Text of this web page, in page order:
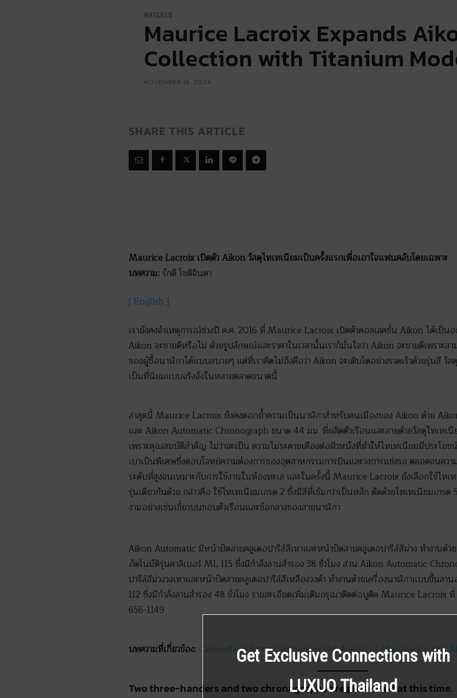
WATCHES
Maurice Lacroix Expands
Collection with Titanium
NOVEMBER 16, 2024
SHARE THIS ARTICLE
Maurice Lacroix เปิดตัว Aikon วัสดุไทเทเนียมเป็นครั้งแรกเพื่อเอาใจแฟนคลับโดยเฉพาะ
บทความ: รักดี โชติจินดา
[ English ]
เรายังคงจำเหตุการณ์ช่วงปี ค.ศ. 2016 ที่ Maurice Lacroix เปิดตัวคอลเลคชั่น Aikon ได้เป็นอ
Aikon จะขายดีหรือไม่ ด้วยรูปลักษณ์และราคาในเวลานั้นเราก็มั่นใจว่า Aikon จะขายดีเพราะส
ของผู้ซื้อนาฬิกาได้แบบสบายๆ แต่ที่เราคิดไม่ถึงคือว่า Aikon จะเติบโตอย่างรวดเร็วด้วยรุ่นสี วั
เป็นที่นิยมแบบจริงจังในหลายตลาดขนาดนี้
ล่าสุดนี้ Maurice Lacroix ยังคงตอกย้ำความเป็นนาฬิกาสำหรับคนเมืองของ Aikon ด้วย
และ Aikon Automatic Chronograph ขนาด 44 มม. ที่ผลิตตัวเรือนและสายด้วยวัสดุไทเทเนี
เพราะคุณสมบัติสำคัญ ไม่ว่าจะเป็น ความไม่ระคายเคืองต่อผิวหนังที่ทำให้ไทเทเนียมมีประโย
เบาเป็นพิเศษซึ่งตอบโจทย์ความต้องการของอุตสาหกรรมการบินและวงการแข่งรถ ตลอดจนค
ระดับที่สูงจนเหมาะกับการใช้งานในท้องทะเล และในครั้งนี้ Maurice Lacroix ยังเลือกใช้ไท
รุ่นเดียวกันด้วย กล่าวคือ ใช้ไทเทเนียมเกรด 2 ซึ่งมีสีที่เข้มกว่าเป็นหลัก ตัดด้วยไทเทเนียมเกรด
งามอย่างเช่นเขี้ยวบนขอบตัวเรือนและข้อกลางของสายนาฬิกา
Aikon Automatic มีหน้าปัดลายคลูเดอปารีส์สีเทาและหน้าปัดลายคลูเดอปารีส์สีม่วง ทำงานด้
อัตโนมัติรุ่นคาลิเบอร์ ML 115 ซึ่งมีกำลังลานสำรอง 38 ชั่วโมง ส่วน Aikon Automatic
ปารีส์สีม่วงวงเทาและหน้าปัดลายคลูเดอปารีส์สีเหลืองวงดำ ทำงานด้วยเครื่องนาฬิกาแบบขึ้นล
112 ซึ่งมีกำลังลานสำรอง 48 ชั่วโมง รายละเอียดเพิ่มเติมกรุณาติดต่อบูติค Maurice Lacroix
656-1149
บทความที่เกี่ยวข้อง: Camouflage Pattern Enhances the Appeal of Maurice Lacroix
Two three-handers and two chronographs are presented at this time.
Get Exclusive Connections with
LUXUO Thailand